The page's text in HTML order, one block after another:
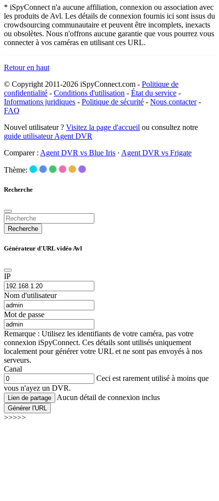
* iSpyConnect n'a aucune affiliation, connexion ou association avec
les produits de Avl. Les détails de connexion fournis ici sont issus du
crowdsourcing communautaire et peuvent être incomplets, inexacts
ou obsolètes. Nous n'offrons aucune garantie que vous pourrez vous
connecter à vos caméras en utilisant ces URL.
Retour en haut
© Copyright 2011-2026 iSpyConnect.com - Politique de
confidentialité - Conditions d'utilisation - État du service -
Informations juridiques - Politique de sécurité - Nous contacter-
FAQ
Nouvel utilisateur ? Visitez la page d'accueil ou consultez notre
guide utilisateur Agent DVR
Comparer : Agent DVR vs Blue Iris · Agent DVR vs Frigate
Thème:
Recherche
Recherche
Générateur d'URL vidéo Avl
IP
Nom d'utilisateur
Mot de passe
Remarque : Utilisez les identifiants de votre caméra, pas votre
connexion iSpyConnect. Ces détails sont utilisés uniquement
localement pour générer votre URL et ne sont pas envoyés à nos
serveurs.
Canal
Ceci est rarement utilisé à moins que
vous n'ayez un DVR.
Lien de partage Aucun détail de connexion inclus
Générer l'URL
>>>>>